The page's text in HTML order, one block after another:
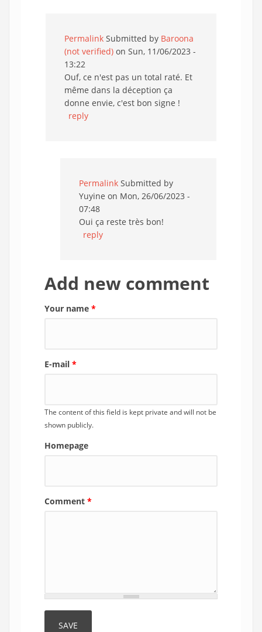
Permalink Submitted by Baroona
(not verified) on Sun, 11/06/2023 -
13:22
Ouf, ce n'est pas un total raté. Et
même dans la déception ça
donne envie, c'est bon signe !
reply
Permalink Submitted by
Yuyine on Mon, 26/06/2023 -
07:48
Oui ça reste très bon!
reply
Add new comment
Your name *
E-mail *
The content of this field is kept private and will not be
shown publicly.
Homepage
Comment *